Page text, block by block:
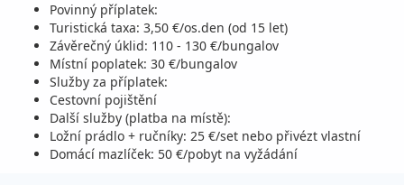
Povinný příplatek:
Turistická taxa: 3,50 €/os.den (od 15 let)
Závěrečný úklid: 110 - 130 €/bungalov
Místní poplatek: 30 €/bungalov
Služby za příplatek:
Cestovní pojištění
Další služby (platba na místě):
Ložní prádlo + ručníky: 25 €/set nebo přivézt vlastní
Domácí mazlíček: 50 €/pobyt na vyžádání